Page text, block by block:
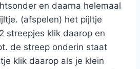
en daarna helemaal
(afspelen) het pijltje
streepjes klik daarop en
de streep onderin staat
klik daarop als je klein